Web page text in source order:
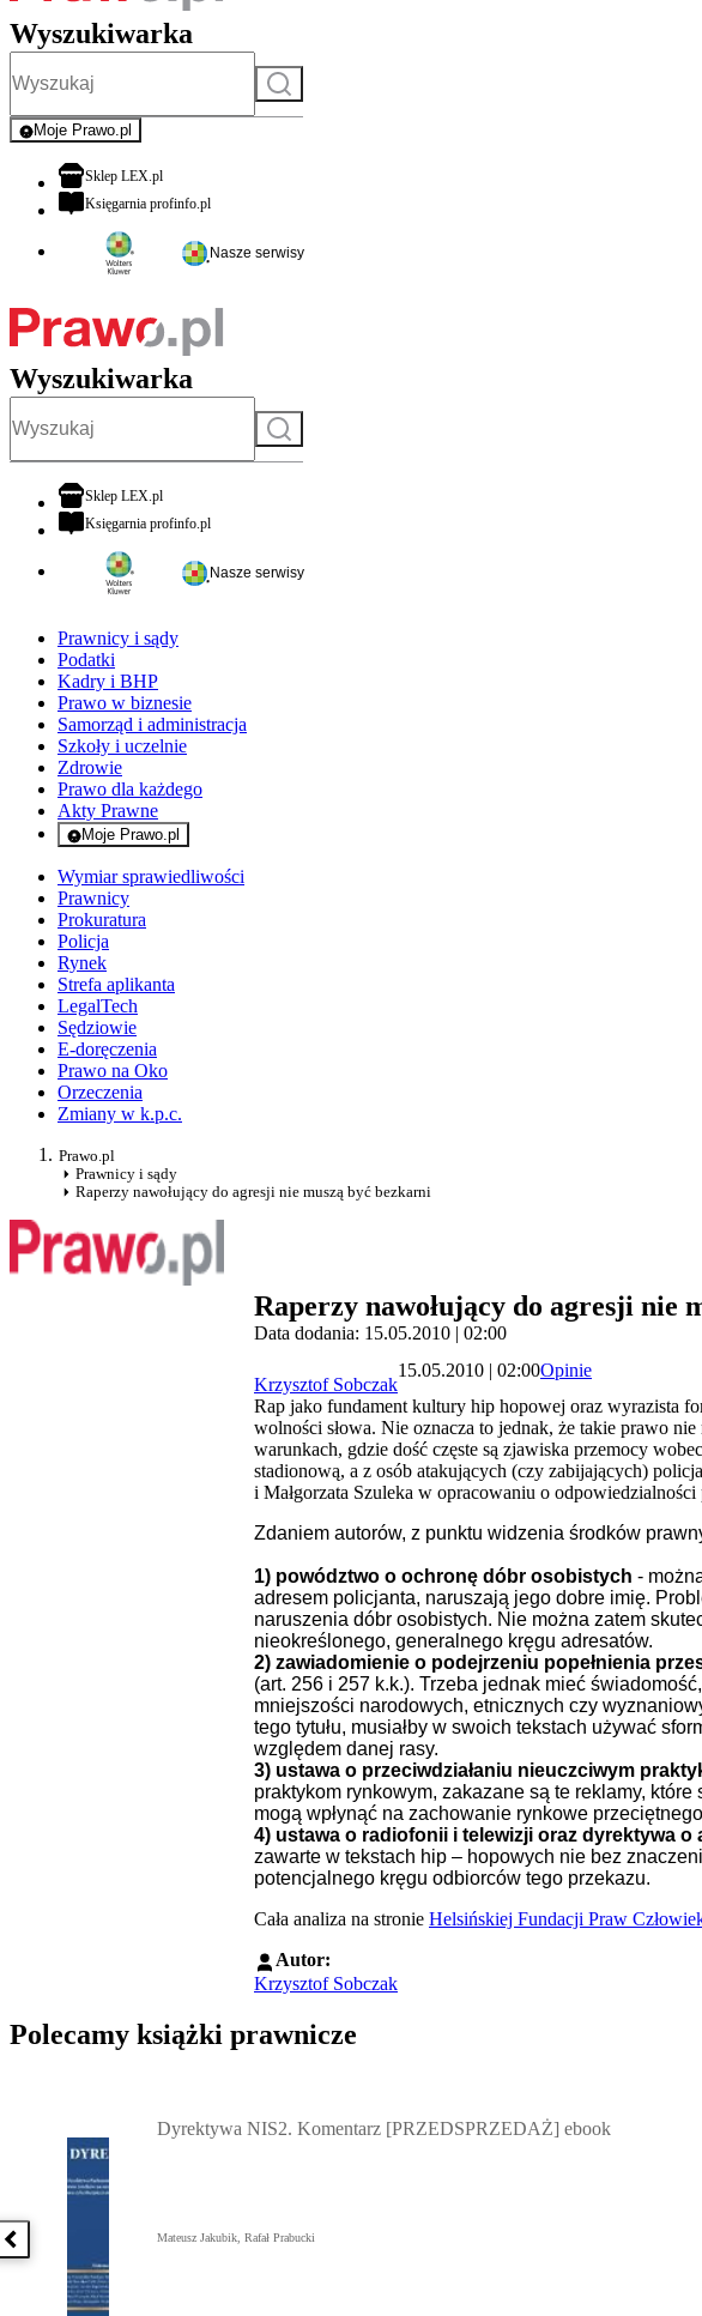
Wyszukiwarka
Szukaj
Moje Prawo.pl
- rejestracja i logowanie do serwisu
Sklep LEX.plotwiera się w nowej karcie
Księgarnia profinfo.plotwiera się w nowej karcie
Nasze serwisy
Wyszukiwarka
Szukaj
Sklep LEX.plotwiera się w nowej karcie
Księgarnia profinfo.plotwiera się w nowej karcie
Nasze serwisy
Prawnicy i sądy
Podatki
Kadry i BHP
Prawo w biznesie
Samorząd i administracja
Szkoły i uczelnie
Zdrowie
Prawo dla każdego
Akty Prawne
Moje Prawo.pl
- rejestracja i logowanie do serwisu
Wymiar sprawiedliwości
Prawnicy
Prokuratura
Policja
Rynek
Strefa aplikanta
LegalTech
Sędziowie
E-doręczenia
Prawo na Oko
Orzeczenia
Zmiany w k.p.c.
Prawo.pl
Prawnicy i sądy
Raperzy nawołujący do agresji nie muszą być bezkarni
Raperzy nawołujący do agresji nie
Data dodania: 15.05.2010 | 02:00
Krzysztof Sobczak
15.05.2010 | 02:00Opinie
Rap jako fundament kultury hip hopowej oraz wyrazista
wolności słowa. Nie oznacza to jednak, że takie prawo
warunkach, gdzie dość częste są zjawiska przemocy
stadionową, a z osób atakujących (czy zabijających)
i Małgorzata Szuleka w opracowaniu o
Zdaniem autorów, z punktu widzenia środków
1) powództwo o ochronę dóbr osobistych -
adresem policjanta, naruszają jego dobre imię.
naruszenia dóbr osobistych. Nie można zatem
nieokreślonego, generalnego kręgu adresatów.
2) zawiadomienie o podejrzeniu popełnienia
(art. 256 i 257 k.k.). Trzeba jednak mieć
mniejszości narodowych, etnicznych czy
tego tytułu, musiałby w swoich tekstach używać
względem danej rasy.
3) ustawa o przeciwdziałaniu nieuczciwym
praktykom rynkowym, zakazane są te reklamy,
mogą wpłynąć na zachowanie rynkowe
4) ustawa o radiofonii i telewizji oraz dyrektywa
zawarte w tekstach hip – hopowych nie bez
potencjalnego kręgu odbiorców tego przekazu.
Cała analiza na stronie Helsińskiej Fundacji Praw
Autor:
Krzysztof Sobczak
Polecamy książki prawnicze
Poprzednia książka
Dyrektywa NIS2. Komentarz [PRZEDSPRZEDAŻ] ebook
Mateusz Jakubik, Rafał Prabucki